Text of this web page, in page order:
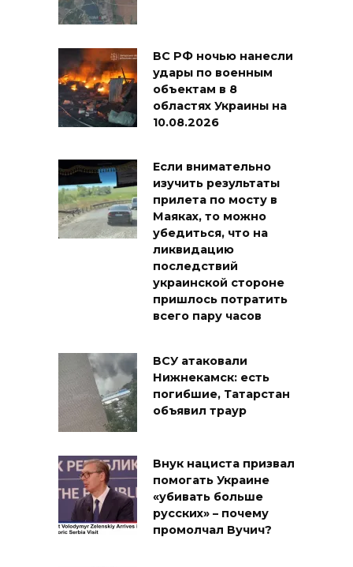
ВС РФ ночью нанесли
удары по военным
объектам в 8
областях Украины на
10.08.2026
Если внимательно
изучить результаты
прилета по мосту в
Маяках, то можно
убедиться, что на
ликвидацию
последствий
украинской стороне
пришлось потратить
всего пару часов
ВСУ атаковали
Нижнекамск: есть
погибшие, Татарстан
объявил траур
Внук нациста призвал
помогать Украине
«убивать больше
русских» – почему
промолчал Вучич?